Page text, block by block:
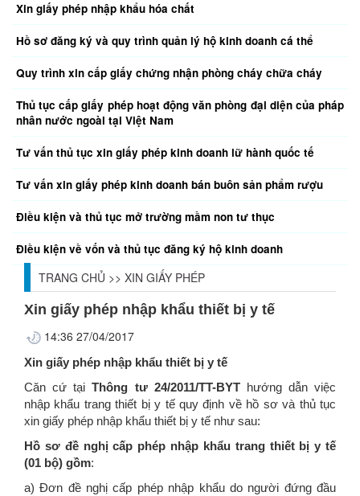
Xin giấy phép nhập khẩu hóa chất
Hồ sơ đăng ký và quy trình quản lý hộ kinh doanh cá thể
Quy trình xin cấp giấy chứng nhận phòng cháy chữa cháy
Thủ tục cấp giấy phép hoạt động văn phòng đại diện của pháp
nhân nước ngoài tại Việt Nam
Tư vấn thủ tục xin giấy phép kinh doanh lữ hành quốc tế
Tư vấn xin giấy phép kinh doanh bán buôn sản phẩm rượu
Điều kiện và thủ tục mở trường mầm non tư thục
Điều kiện về vốn và thủ tục đăng ký hộ kinh doanh
TRANG CHỦ >> XIN GIẤY PHÉP
Xin giấy phép nhập khẩu thiết bị y tế
14:36 27/04/2017
Xin giấy phép nhập khẩu thiết bị y tế
Căn cứ tạiThông tư 24/2011/TT-BYThướng dẫn việc
nhập khẩu trang thiết bị y tế quy định về hồ sơ và thủ tục
xin giấy phép nhập khẩu thiết bị y tế như sau:
Hồ sơ đề nghị cấp phép nhập khẩu trang thiết bị y tế
(01 bộ) gồm:
a) Đơn đề nghị cấp phép nhập khẩu do người đứng đầu